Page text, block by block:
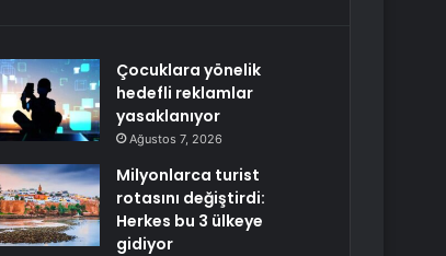
Çocuklara yönelik
hedefli reklamlar
yasaklanıyor
Ağustos 7, 2026
Milyonlarca turist
rotasını değiştirdi:
Herkes bu 3 ülkeye
gidiyor